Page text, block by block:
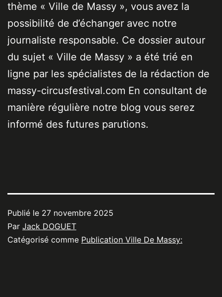
thème « Ville de Massy », vous avez la
possibilité de d’échanger avec notre
journaliste responsable. Ce dossier autour
du sujet « Ville de Massy » a été trié en
ligne par les spécialistes de la rédaction de
massy-circusfestival.com En consultant de
manière régulière notre blog vous serez
informé des futures parutions.
Publié le 27 novembre 2025
Par Jack DOGUET
Catégorisé comme Publication Ville De Massy: